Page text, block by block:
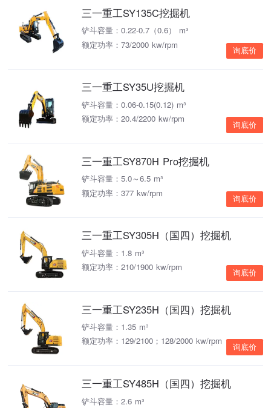
三一重工SY135C挖掘机
铲斗容量：0.22-0.7（0.6） m³
额定功率：73/2000 kw/rpm
询底价
三一重工SY35U挖掘机
铲斗容量：0.06-0.15(0.12) m³
额定功率：20.4/2200 kw/rpm
询底价
三一重工SY870H Pro挖掘机
铲斗容量：5.0～6.5 m³
额定功率：377 kw/rpm
询底价
三一重工SY305H（国四）挖掘机
铲斗容量：1.8 m³
额定功率：210/1900 kw/rpm
询底价
三一重工SY235H（国四）挖掘机
铲斗容量：1.35 m³
额定功率：129/2100；128/2000 kw/rpm
询底价
三一重工SY485H（国四）挖掘机
铲斗容量：2.6 m³